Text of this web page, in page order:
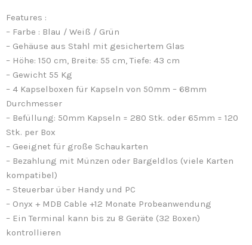
Features :
– Farbe : Blau / Weiß / Grün
– Gehäuse aus Stahl mit gesichertem Glas
– Höhe: 150 cm, Breite: 55 cm, Tiefe: 43 cm
– Gewicht 55 Kg
– 4 Kapselboxen für Kapseln von 50mm – 68mm
Durchmesser
– Befüllung: 50mm Kapseln = 280 Stk. oder 65mm = 120
Stk. per Box
– Geeignet für große Schaukarten
– Bezahlung mit Münzen oder Bargeldlos (viele Karten
kompatibel)
– Steuerbar über Handy und PC
– Onyx + MDB Cable +12 Monate Probeanwendung
– Ein Terminal kann bis zu 8 Geräte (32 Boxen)
kontrollieren